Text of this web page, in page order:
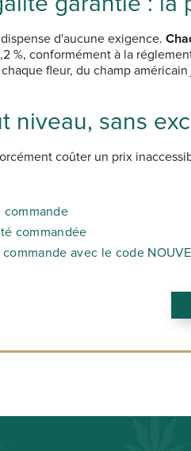
d'aucune exigence.
%, conformément à la
fleur, du champ
niveau, sans
coûter un prix
commande
commandée
avec le code